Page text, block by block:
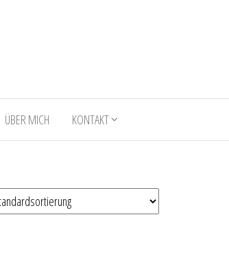
ÜBER MICH KONTAKT